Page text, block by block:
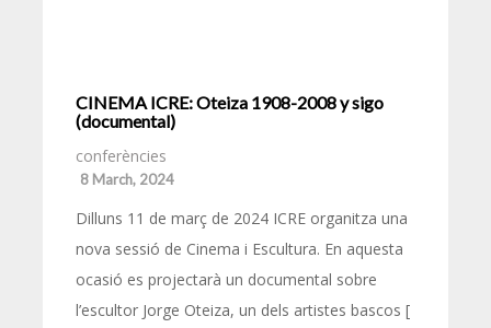
CINEMA ICRE: Oteiza 1908-2008 y sigo
(documental)
conferències
8 March, 2024
Dilluns 11 de març de 2024 ICRE organitza una
nova sessió de Cinema i Escultura. En aquesta
ocasió es projectarà un documental sobre
l’escultor Jorge Oteiza, un dels artistes bascos [